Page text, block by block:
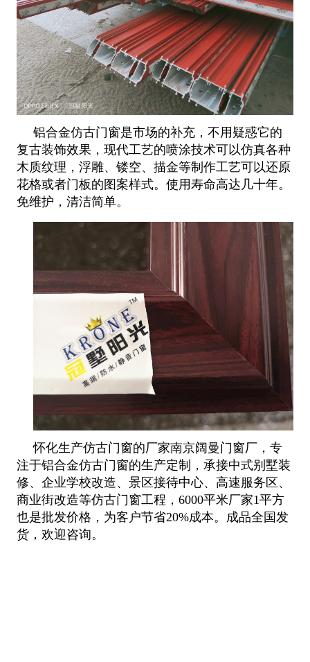
铝合金仿古门窗是市场的补充，不用疑惑它的
复古装饰效果，现代工艺的喷涂技术可以仿真各种
木质纹理，浮雕、镂空、描金等制作工艺可以还原
花格或者门板的图案样式。使用寿命高达几十年。
免维护，清洁简单。
怀化生产仿古门窗的厂家南京阔曼门窗厂，专
注于铝合金仿古门窗的生产定制，承接中式别墅装
修、企业学校改造、景区接待中心、高速服务区、
商业街改造等仿古门窗工程，6000平米厂家1平方
也是批发价格，为客户节省20%成本。成品全国发
货，欢迎咨询。